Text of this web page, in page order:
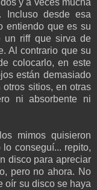
y a veces mucha
Incluso desde esa
entiendo que es su
un riff que sirva de
Al contrario que su
colocarlo, en este
están demasiado
sitios, en otras
ni absorbente ni
mimos quisieron
conseguí... repito,
disco para apreciar
pero no ahora. No
oír su disco se haya